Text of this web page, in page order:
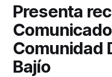
Presenta
Comunidad
Bajío